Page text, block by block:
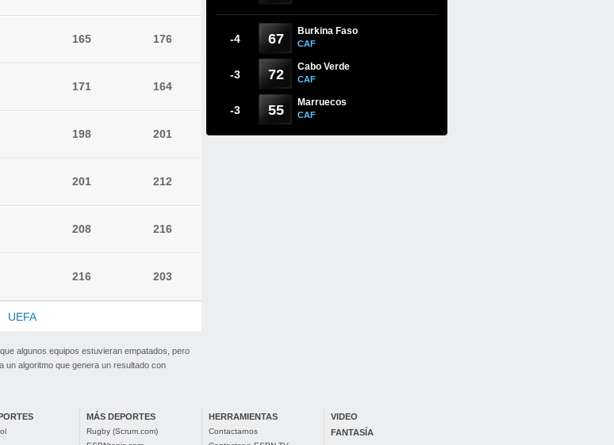
165 176
171 164
198 201
201 212
208 216
216 203
UEFA
algunos equipos estuvieran empatados, pero
un algoritmo que genera un resultado con
-4 67 Burkina Faso
CAF
-3 72 Cabo Verde
CAF
-3 55 Marruecos
CAF
MÁS DEPORTES
Rugby (Scrum.com)
HERRAMIENTAS
Contactarnos
VIDEO
FANTASÍA